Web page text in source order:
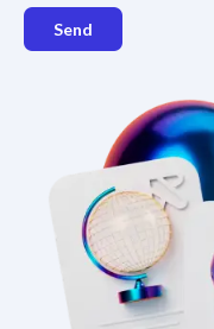
Send